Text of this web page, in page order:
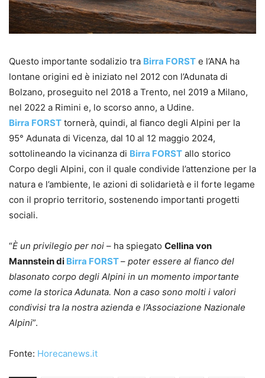
Questo importante sodalizio tra Birra FORST e l’ANA ha
lontane origini ed è iniziato nel 2012 con l’Adunata di
Bolzano, proseguito nel 2018 a Trento, nel 2019 a Milano,
nel 2022 a Rimini e, lo scorso anno, a Udine.
Birra FORST tornerà, quindi, al fianco degli Alpini per la
95° Adunata di Vicenza, dal 10 al 12 maggio 2024,
sottolineando la vicinanza di Birra FORST allo storico
Corpo degli Alpini, con il quale condivide l’attenzione per la
natura e l’ambiente, le azioni di solidarietà e il forte legame
con il proprio territorio, sostenendo importanti progetti
sociali.
“È un privilegio per noi – ha spiegato Cellina von
Mannstein di Birra FORST– poter essere al fianco del
blasonato corpo degli Alpini in un momento importante
come la storica Adunata. Non a caso sono molti i valori
condivisi tra la nostra azienda e l’Associazione Nazionale
Alpini”.
Fonte: Horecanews.it